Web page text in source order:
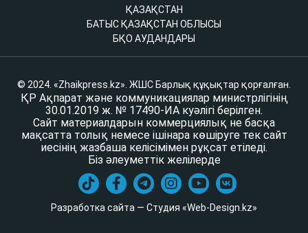
ҚАЗАҚСТАН
БАТЫС ҚАЗАҚСТАН ОБЛЫСЫ
БҚО АУДАНДАРЫ
© 2024. «Zhaikpress.kz». ЖШС Барлық құқықтар қорғалған.
ҚР Ақпарат және коммуникациялар министрлігінің
30.01.2019 ж. № 17490-ИА куәлігі берілген.
Сайт материалдарын коммерциялық не басқа
мақсатта толық немесе ішінара көшіруге тек сайт
иесінің жазбаша келісімімен рұқсат етіледі.
Біз әлеуметтік желілерде
Разработка сайта — Студия «Web-Design.kz»